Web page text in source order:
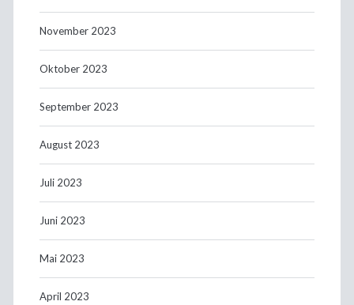
November 2023
Oktober 2023
September 2023
August 2023
Juli 2023
Juni 2023
Mai 2023
April 2023